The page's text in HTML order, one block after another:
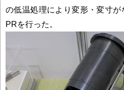
の低温処理により変形・変寸
PRを行った。